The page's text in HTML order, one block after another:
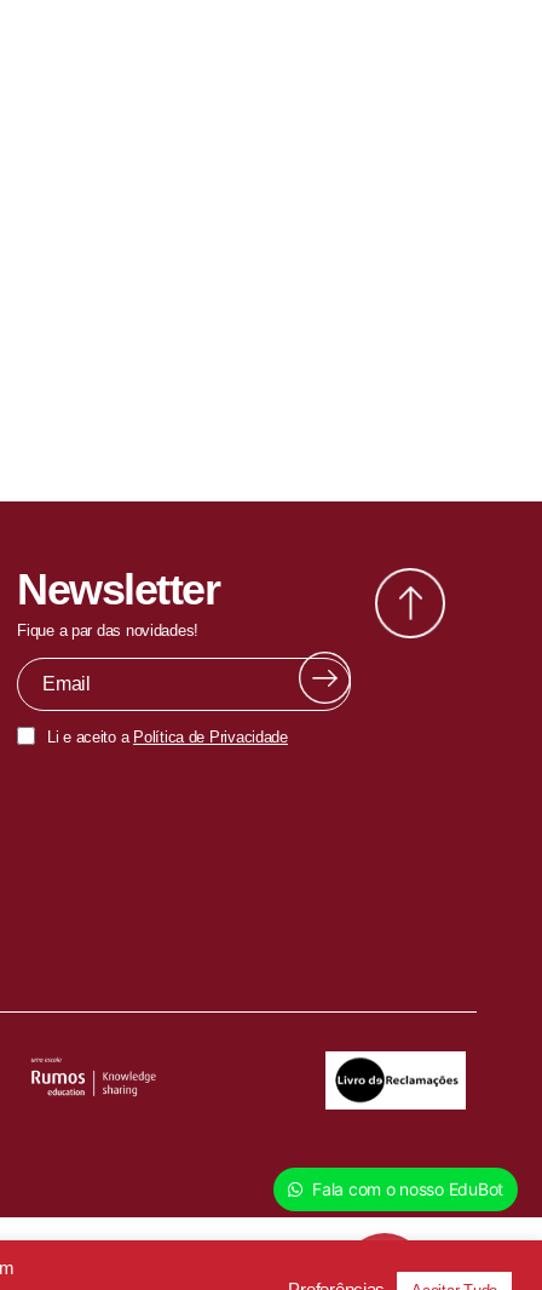
Newsletter
Fique a par das novidades!
Li e aceito a Política de Privacidade
Fala com o nosso EduBot